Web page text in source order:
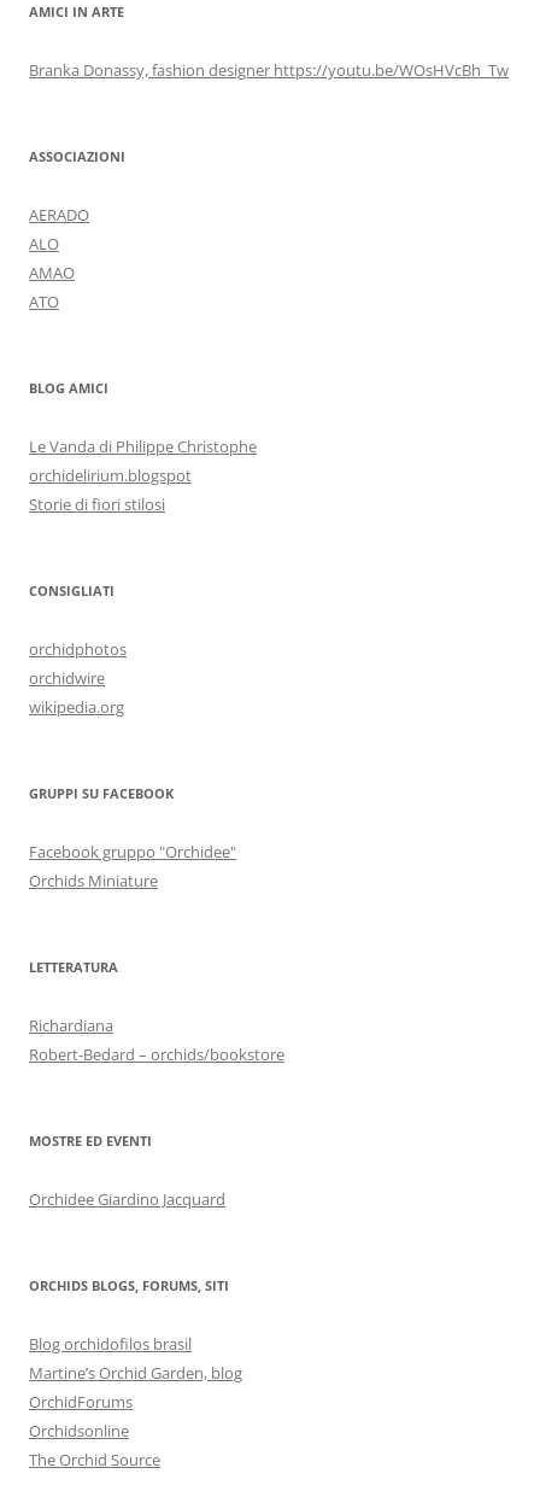
AMICI IN ARTE
Branka Donassy, fashion designer https://youtu.be/WOsHVcBh_Tw
ASSOCIAZIONI
AERADO
ALO
AMAO
ATO
BLOG AMICI
Le Vanda di Philippe Christophe
orchidelirium.blogspot
Storie di fiori stilosi
CONSIGLIATI
orchidphotos
orchidwire
wikipedia.org
GRUPPI SU FACEBOOK
Facebook gruppo "Orchidee"
Orchids Miniature
LETTERATURA
Richardiana
Robert-Bedard – orchids/bookstore
MOSTRE ED EVENTI
Orchidee Giardino Jacquard
ORCHIDS BLOGS, FORUMS, SITI
Blog orchidofilos brasil
Martine’s Orchid Garden, blog
OrchidForums
Orchidsonline
The Orchid Source